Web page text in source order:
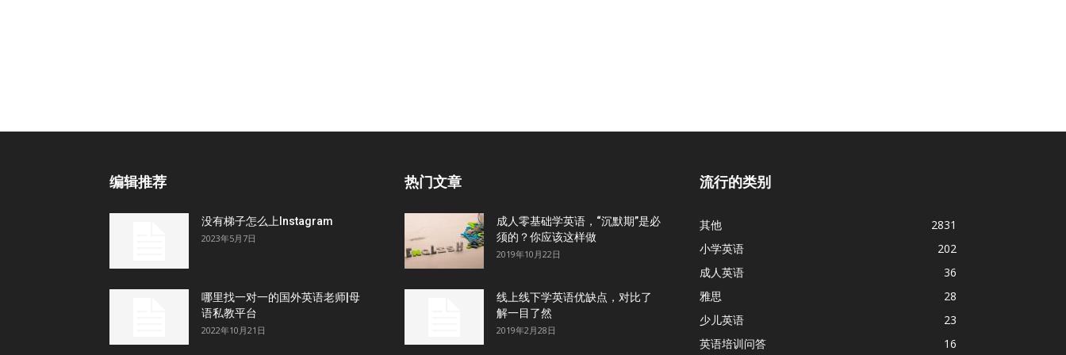
编辑推荐
没有梯子怎么上Instagram
2023年5月7日
哪里找一对一的国外英语老师|母
语私教平台
2022年10月21日
热门文章
成人零基础学英语，“沉默期”是必
须的？你应该这样做
2019年10月22日
线上线下学英语优缺点，对比了
解一目了然
2019年2月28日
流行的类别
其他
2831
小学英语
202
成人英语
36
雅思
28
少儿英语
23
英语培训问答
16